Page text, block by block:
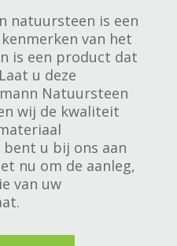
natuursteen is een
van het
is een product dat
u deze
Natuursteen
wij de kwaliteit
u bij ons aan
nu om de aanleg,
van uw